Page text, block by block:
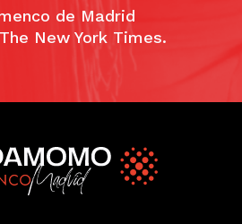
de Madrid
New York Times.